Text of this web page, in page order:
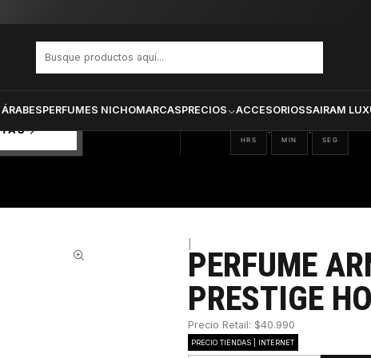
PERFUMES NICHOMARCASPRECIOS ACCESORIOSSAIRAM
18
HRS
: 15
MIN
: 20
SEG
PERFUME
PRESTIGE
Precio Retail: $40.990
PRECIO TIENDAS | INTERNET